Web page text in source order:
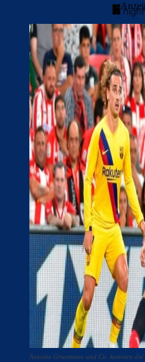
-
Antoine Griezmann und Co. konnten